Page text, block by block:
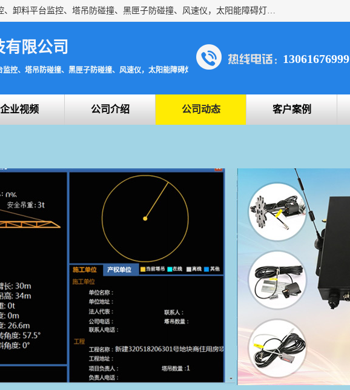
上海宇叶电子科技有限公司是吊钩视频监控、升降机监控、卸料平台监控、塔吊防碰撞、黑匣子防碰撞、风速仪，太阳能障碍灯安全提示灯等一系列升降机的常用配件产品专业研发生产加工的公司，拥有完整、科学的质量管理体系。
限公司
控、塔吊防碰撞、黑匣子防碰撞、风速仪，太阳能障碍灯安全提示灯
13061676999
企业视频 公司介绍 公司动态 客户案例